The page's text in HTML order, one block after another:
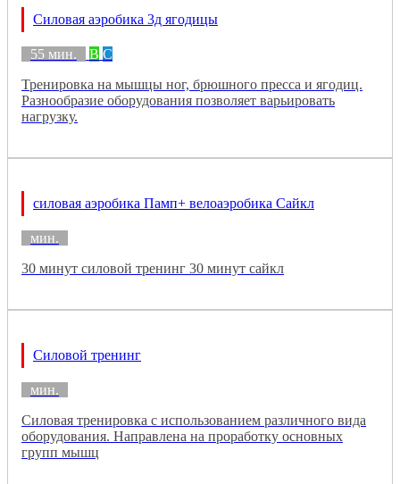
Силовая аэробика 3д ягодицы
55 мин. B C
Тренировка на мышцы ног, брюшного пресса и ягодиц.
Разнообразие оборудования позволяет варьировать
нагрузку.
силовая аэробика Памп+ велоаэробика Сайкл
мин.
30 минут силовой тренинг 30 минут сайкл
Силовой тренинг
мин.
Силовая тренировка с использованием различного вида
оборудования. Направлена на проработку основных
групп мышц